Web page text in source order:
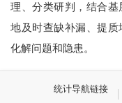
理、分类研判，结合基
地及时查缺补漏、提质
化解问题和隐患。
统计导航链接